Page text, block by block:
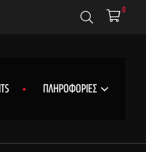
0
ΠΛΗΡΟΦΟΡΙΕΣ